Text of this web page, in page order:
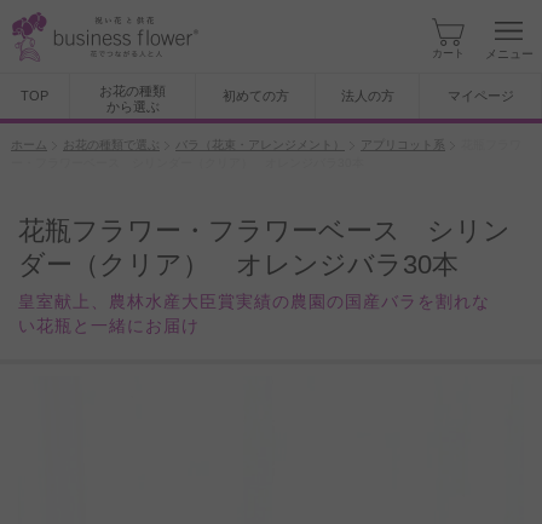
カート メニュー
TOP
お花の種類
から選ぶ
初めての方 法人の方 マイページ
ホーム お花の種類で選ぶ バラ（花束・アレンジメント） アプリコット系
花瓶フラワー・フラワーベース シリン
ダー（クリア） オレンジバラ30本
皇室献上、農林水産大臣賞実績の農園の国産バラを割れな
い花瓶と一緒にお届け